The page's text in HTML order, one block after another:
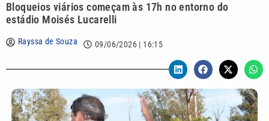
Bloqueios viários começam às 17h no entorno do
estádio Moisés Lucarelli
Rayssa de Souza 09/06/2026 | 16:15